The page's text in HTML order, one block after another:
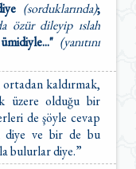
(sorduklarında);
özür dileyip ıslah
(yanıtını
kaldırmak,
üzere olduğu bir
de şöyle cevap
diye ve bir de bu
bulurlar diye.”